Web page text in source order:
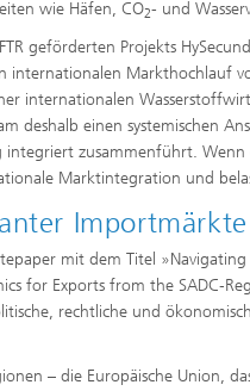
wie Häfen, CO2- und
geförderten Projekts
internationalen Markthochlauf
internationalen
deshalb einen systemischen
zusammenführt.
Marktintegration und
Importmärkte
mit dem Titel
for Exports from the
rechtliche und
– die Europäische Union,